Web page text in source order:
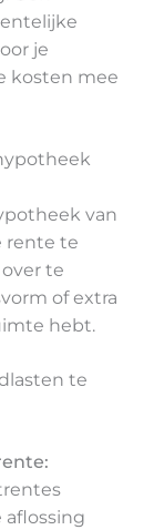
je
kosten mee
van
rente te
te
of extra
hebt.
te
aflossing